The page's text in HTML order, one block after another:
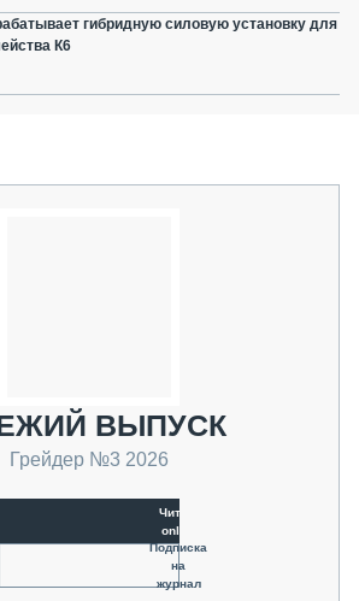
гибридную силовую установку для
К6
ВЫПУСК
Грейдер №3 2026
Читать
online
Подписка
на
журнал